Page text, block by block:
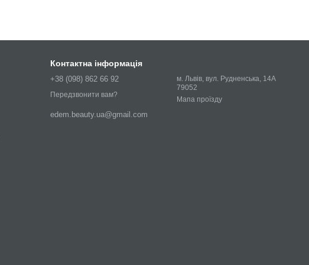
Контактна інформація
+38 (098) 862 66 92
Передзвонити вам?
edem.beauty.ua@gmail.com
м. Львів, вул. Рудненська, 14А
79052
Мапа проїзду